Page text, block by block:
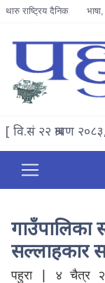
थारु राष्ट्रिय दैनिक
[ वि.सं २२ श्रावण
गाउँपालिका
सल्लाहकार
पहुरा | ४ चैत्र